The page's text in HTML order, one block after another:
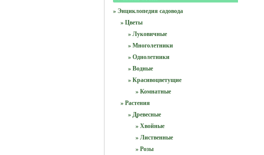
» Энциклопедия садовода
» Цветы
» Луковичные
» Многолетники
» Однолетники
» Водные
» Красивоцветущие
» Комнатные
» Растения
» Древесные
» Хвойные
» Лиственные
» Розы